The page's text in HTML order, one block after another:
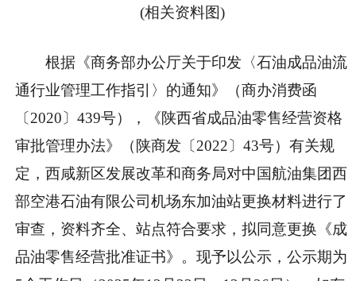
(相关资料图)
根据《商务部办公厅关于印发〈石油成品油流
通行业管理工作指引〉的通知》（商办消费函
〔2020〕439号），《陕西省成品油零售经营资格
审批管理办法》（陕商发〔2022〕43号）有关规
定，西咸新区发展改革和商务局对中国航油集团西
部空港石油有限公司机场东加油站更换材料进行了
审查，资料齐全、站点符合要求，拟同意更换《成
品油零售经营批准证书》。现予以公示，公示期为